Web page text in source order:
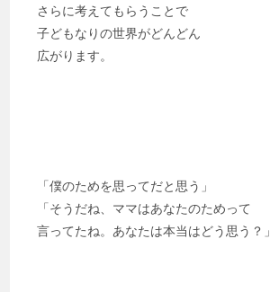
さらに考えてもらうことで
子どもなりの世界がどんどん
広がります。
「僕のためを思ってだと思う」
「そうだね、ママはあなたのためって
言ってたね。あなたは本当はどう思う？」